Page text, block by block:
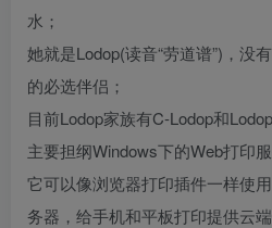
水；
她就是Lodop(读音“劳道谱”)，没
的必选伴侣；
目前Lodop家族有C-Lodop和
主要担纲Windows下的Web打印服
它可以像浏览器打印插件一样使
务器，给手机和平板打印提供云端